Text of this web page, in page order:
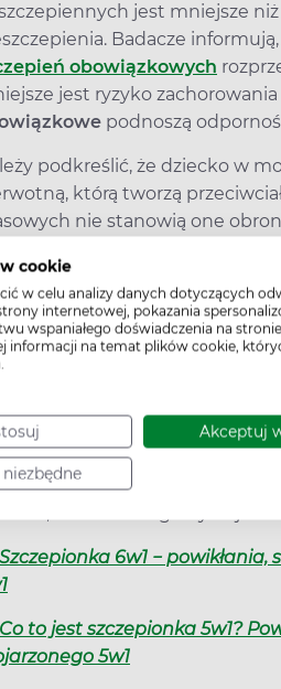
cookie
w celu analizy danych dotyczących
internetowej, pokazania
wspaniałego doświadczenia na
informacji na temat plików cookie,
Akceptuj
jest mniejsze
Badacze
obowiązkowych
jest ryzyko
podnoszą
podkreślić, że dziecko w
którą tworzą
nie stanowią one
zatem pobudzenie
konkretnym
zdanie na temat
które
jest Ogólnopolskie
Sanitarnego
śląskim,
zaprzestali
a nawet mogłoby dojść
Szczepionka 6w1 −
Co to jest szczepionka 5w1?
5w1